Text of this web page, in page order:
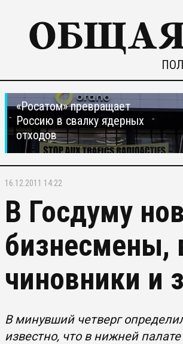
«Росатом» превращает
Россию в свалку ядерных
отходов
16.12.2011 14:22
В Госдуму
бизнесмены,
чиновники и
В минувший четверг
известно, что в нижней